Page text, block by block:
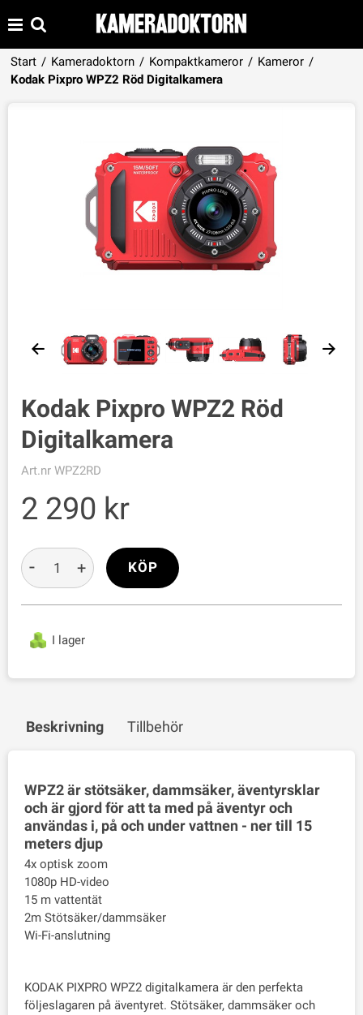
Start / Kameradoktorn / Kompaktkameror / Kameror /
Kodak Pixpro WPZ2 Röd Digitalkamera
Produkten har lagts i din varukorg
Kodak Pixpro WPZ2 Röd
Digitalkamera
Art.nr WPZ2RD
2 290
I lager
- + KÖP
Beskrivning Tillbehör
WPZ2 är stötsäker, dammsäker, äventyrsklar
och är gjord för att ta med på äventyr och
användas i, på och under vattnen - ner till 15
meters djup
4x optisk zoom
1080p HD-video
15 m vattentät
2m Stötsäker/dammsäker
Wi-Fi-anslutning
KODAK PIXPRO WPZ2 digitalkamera är den perfekta
följeslagaren på äventyret. Stötsäker, dammsäker och